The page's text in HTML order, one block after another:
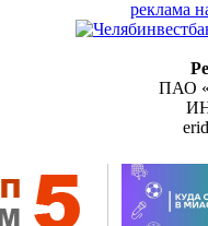
реклама
ПАО